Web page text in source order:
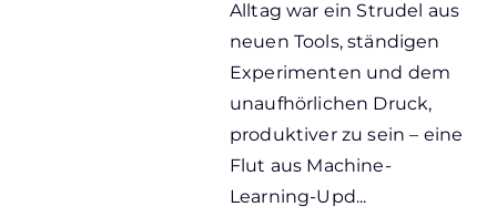
Alltag war ein Strudel aus
neuen Tools, ständigen
Experimenten und dem
unaufhörlichen Druck,
produktiver zu sein – eine
Flut aus Machine-
Learning-Upd...